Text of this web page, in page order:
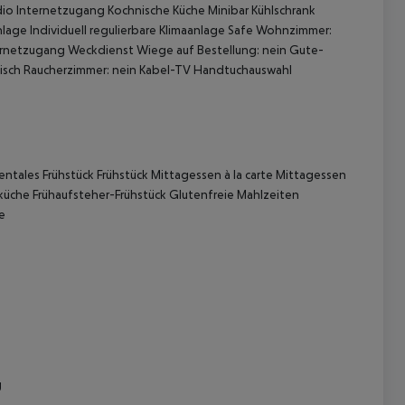
Internetzugang Kochnische Küche Minibar Kühlschrank
Individuell regulierbare Klimaanlage Safe Wohnzimmer:
Weckdienst Wiege auf Bestellung: nein Gute-
Raucherzimmer: nein Kabel-TV Handtuchauswahl
Frühstück Frühstück Mittagessen à la carte Mittagessen
Frühaufsteher-Frühstück Glutenfreie Mahlzeiten